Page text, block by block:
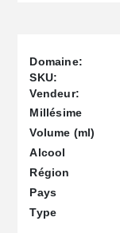
Domaine:
SKU:
Vendeur:
Millésime
Volume (ml)
Alcool
Région
Pays
Type